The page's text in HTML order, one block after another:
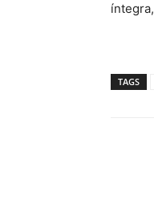
íntegra,
TAGS